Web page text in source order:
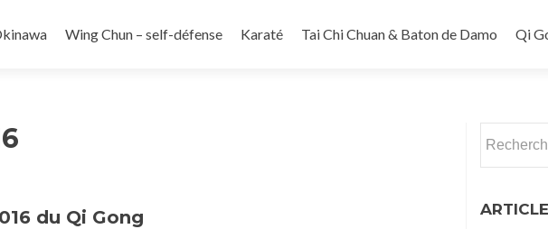
Wing Chun – self-défense Karaté Tai Chi Chuan & Baton de Damo Qi
du Qi Gong